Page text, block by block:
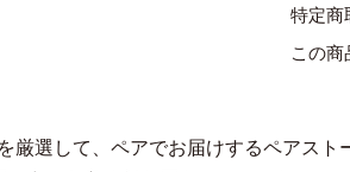
特定商
この商
選して、ペアでお届けするペアスト